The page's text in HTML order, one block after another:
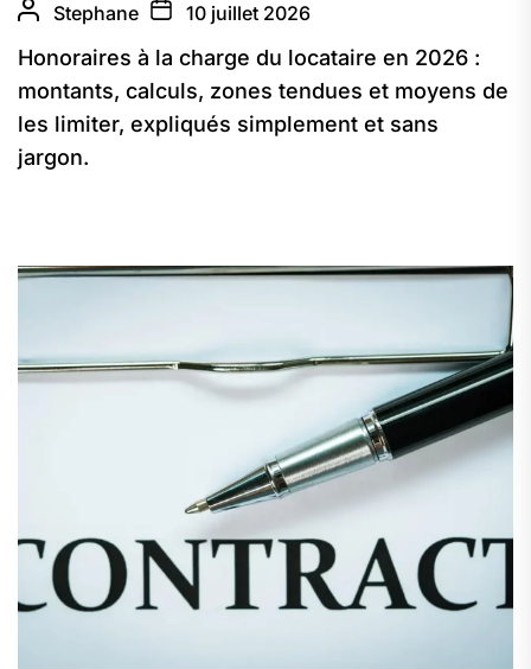
Stephane 10 juillet 2026
Honoraires à la charge du locataire en 2026 :
montants, calculs, zones tendues et moyens de
les limiter, expliqués simplement et sans
jargon.